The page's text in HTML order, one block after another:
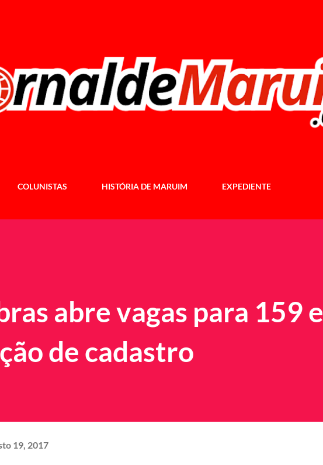
COLUNISTAS HISTÓRIA DE MARUIM EXPEDIENTE
abre vagas para 159 e
de cadastro
19, 2017